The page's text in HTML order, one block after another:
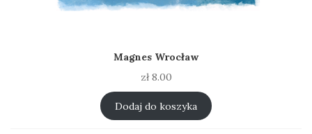
Magnes Wrocław
zł8.00
Dodaj do koszyka